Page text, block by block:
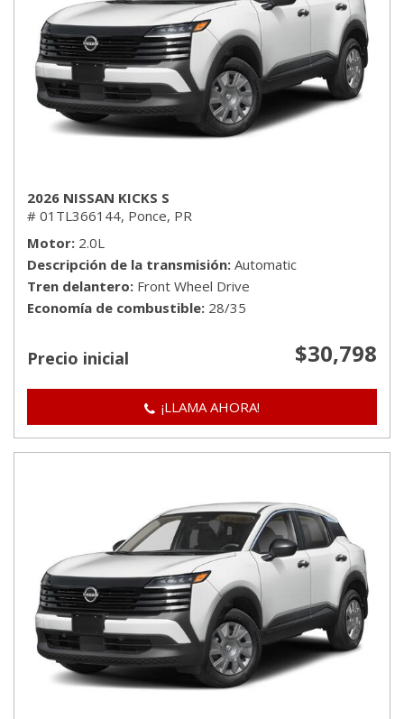
2026 NISSAN KICKS S
# 01TL366144, Ponce, PR
Motor 2.0L
Descripción de la transmisión Automatic
Tren delantero Front Wheel Drive
Economía de combustible 28/35
Precio inicial $30,798
¡LLAMA AHORA!